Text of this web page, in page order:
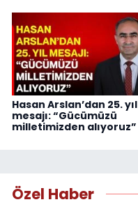
Hasan Arslan’dan 25. yıl
mesajı: “Gücümüzü
milletimizden alıyoruz”
Özel Haber